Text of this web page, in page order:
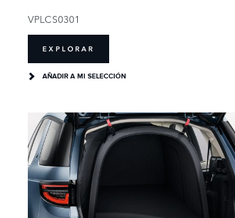
VPLCS0301
EXPLORAR
AÑADIR A MI SELECCIÓN